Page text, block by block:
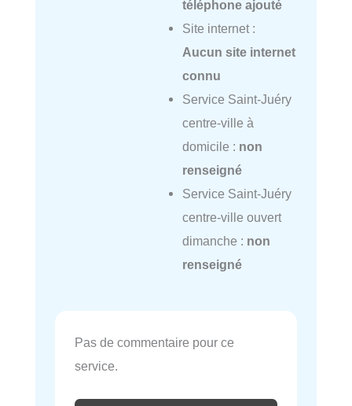
téléphone ajouté
Site internet :
Aucun site internet
connu
Service Saint-Juéry
centre-ville à
domicile : non
renseigné
Service Saint-Juéry
centre-ville ouvert
dimanche : non
renseigné
Pas de commentaire pour ce
service.